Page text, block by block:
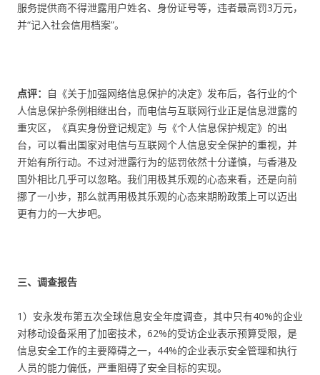
服务提供商不得泄露用户姓名、身份证号等，违者最高罚3万元，
并“记入社会信用档案”。
点评： 自《关于加强网络信息保护的决定》发布后，各行业的个
人信息保护条例相继出台，而电信与互联网行业正是信息泄露的
重灾区，《真实身份登记规定》与《个人信息保护规定》的出
台，可以看出国家对电信与互联网个人信息安全保护的重视，并
开始有所行动。不过对泄露行为的惩罚依然十分谨慎，与香港及
国外相比几乎可以忽略。我们用极其乐观的心态来看，还是向前
挪了一小步，那么就再用极其乐观的心态来期盼政策上可以迈出
更有力的一大步吧。
三、调查报告
1）安永发布第五次全球信息安全年度调查，其中只有40%的企业
对移动设备采用了加密技术，62%的受访企业表示预算受限，是
信息安全工作的主要障碍之一，44%的企业表示安全管理和执行
人员的能力偏低，严重阻碍了安全目标的实现。